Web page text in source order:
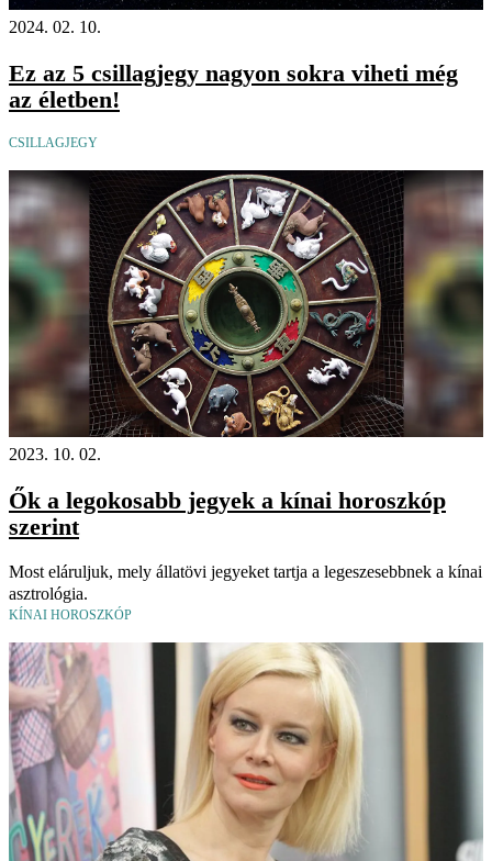
2024. 02. 10.
Ez az 5 csillagjegy nagyon sokra viheti még
az életben!
CSILLAGJEGY
2023. 10. 02.
Ők a legokosabb jegyek a kínai horoszkóp
szerint
Most eláruljuk, mely állatövi jegyeket tartja a legeszesebbnek a kínai
asztrológia.
KÍNAI HOROSZKÓP